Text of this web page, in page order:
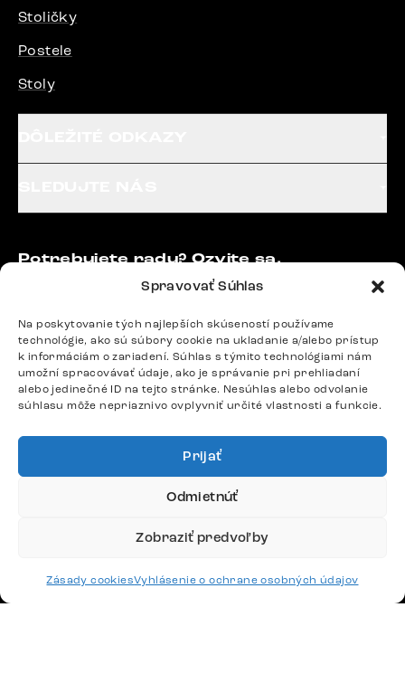
Spravovať Súhlas
Na poskytovanie tých najlepších skúseností používame
technológie, ako sú súbory cookie na ukladanie a/alebo prístup
k informáciám o zariadení. Súhlas s týmito technológiami nám
umožní spracovávať údaje, ako je správanie pri prehliadaní
alebo jedinečné ID na tejto stránke. Nesúhlas alebo odvolanie
súhlasu môže nepriaznivo ovplyvniť určité vlastnosti a funkcie.
Prijať
Odmietnúť
Zobraziť predvoľby
Zásady cookiesVyhlásenie o ochrane osobných údajov
Stoličky
Postele
Stoly
Potrebujete radu? Ozvite sa.
podpora@delife-shop.sk
Odpovedáme do 24 hodín.
Google recenzie
4,8
Platby